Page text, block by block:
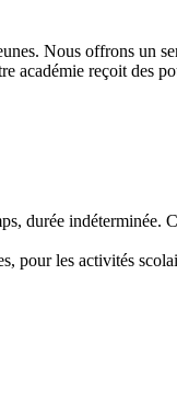
Nous offrons un
académie reçoit des
durée
pour les activités